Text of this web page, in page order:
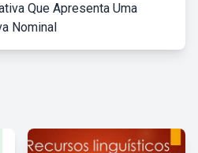
Que Apresenta Uma
Nominal